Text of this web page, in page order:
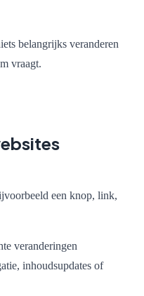
belangrijks veranderen
vraagt.
een knop, link,
veranderingen
inhoudsupdates of